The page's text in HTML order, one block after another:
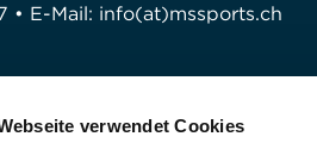
verwendet Cookies
• E-Mail: info(at)mssports.ch